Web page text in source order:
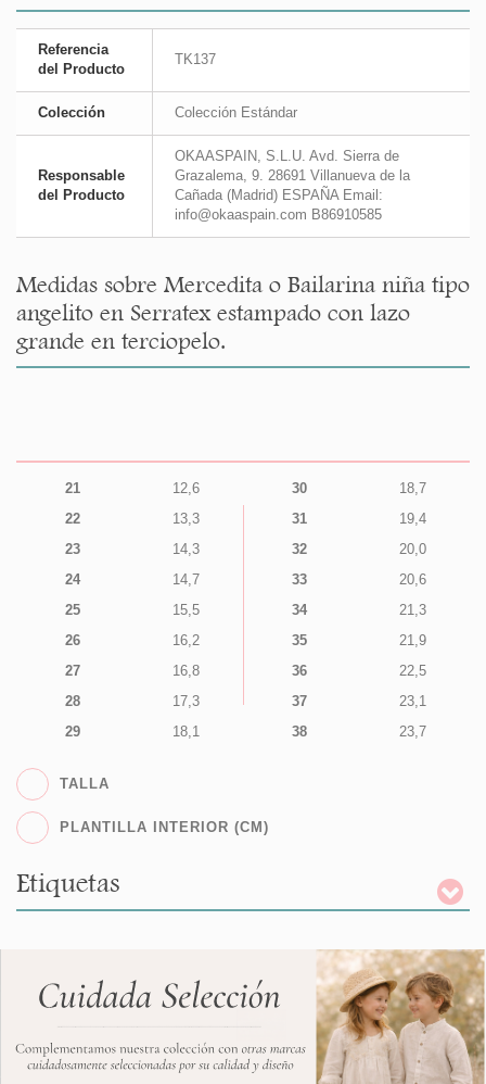
Referencia
del Producto
TK137
Colección Colección Estándar
Responsable
del Producto
OKAASPAIN, S.L.U. Avd. Sierra de
Grazalema, 9. 28691 Villanueva de la
Cañada (Madrid) ESPAÑA Email:
info@okaaspain.com B86910585
Medidas sobre Mercedita o Bailarina niña tipo
angelito en Serratex estampado con lazo
grande en terciopelo.
21
12,6
22
13,3
23
14,3
24
14,7
25
15,5
26
16,2
27
16,8
28
17,3
29
18,1
30
18,7
31
19,4
32
20,0
33
20,6
34
21,3
35
21,9
36
22,5
37
23,1
38
23,7
TALLA
PLANTILLA INTERIOR (CM)
Etiquetas